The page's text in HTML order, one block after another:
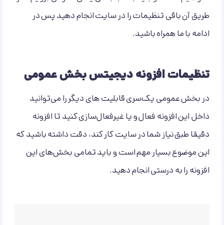
طریق آن باقی تنظیمات را در سایت انجام دهید پس در
ادامه با ما همراه باشید.
تنظیمات افزونه دیجیتس بخش عمومی
در بخش عمومی یک‌سری قابلیت های دیگر را می‌توانید
داخل این افزونه فعال و یا غیرفعال‌سازی کنید تا افزونه
دقیقا طبق نیاز شما در سایت کار کند، دقت داشته باشید که
این موضوع بسیار مهم است و باید تمامی بخش‌های این
افزونه را به درستی انجام دهید.